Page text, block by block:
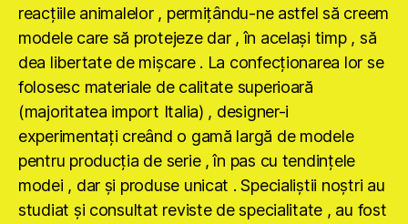
reacţiile animalelor , permiţându-ne astfel să creem
modele care să protejeze dar , în acelaşi timp , să
dea libertate de mişcare . La confecţionarea lor se
folosesc materiale de calitate superioară
(majoritatea import Italia) , designer-i
experimentaţi creând o gamă largă de modele
pentru producţia de serie , în pas cu tendinţele
modei , dar şi produse unicat . Specialiştii noştri au
studiat şi consultat reviste de specialitate , au fost